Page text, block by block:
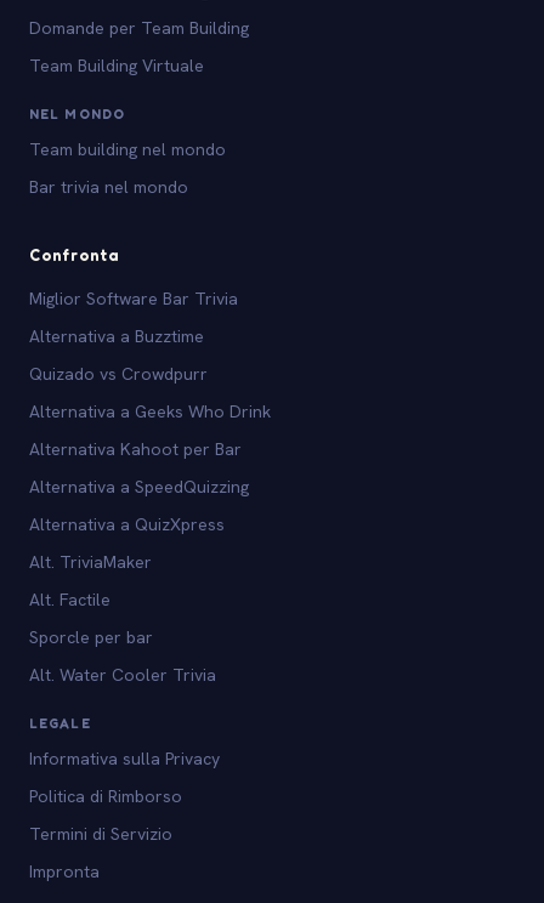
Domande per Team Building
Team Building Virtuale
NEL MONDO
Team building nel mondo
Bar trivia nel mondo
Confronta
Miglior Software Bar Trivia
Alternativa a Buzztime
Quizado vs Crowdpurr
Alternativa a Geeks Who Drink
Alternativa Kahoot per Bar
Alternativa a SpeedQuizzing
Alternativa a QuizXpress
Alt. TriviaMaker
Alt. Factile
Sporcle per bar
Alt. Water Cooler Trivia
LEGALE
Informativa sulla Privacy
Politica di Rimborso
Termini di Servizio
Impronta